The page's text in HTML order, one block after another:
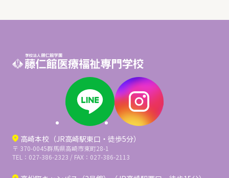
高崎本校（JR高崎駅東口・徒歩5分）
〒 370-0045群馬県高崎市東町28-1
TEL：027-386-2323 / FAX：027-386-2113